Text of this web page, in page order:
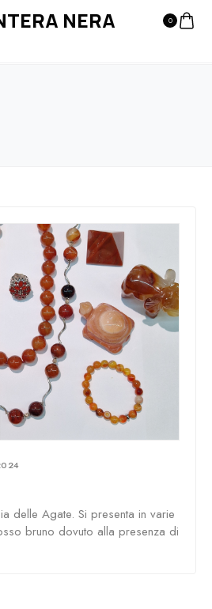
NERA 0
delle Agate. Si presenta in varie
bruno dovuto alla presenza di